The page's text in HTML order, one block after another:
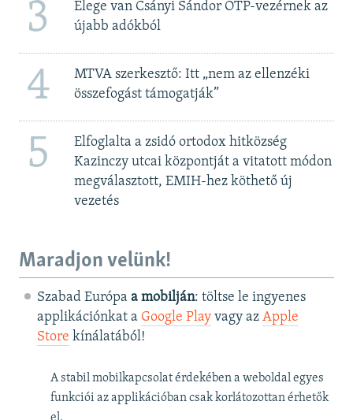
3
Elege van Csányi Sándor OTP-vezérnek az
újabb adókból
4
MTVA szerkesztő: Itt „nem az ellenzéki
összefogást támogatják”
5
Elfoglalta a zsidó ortodox hitközség
Kazinczy utcai központját a vitatott módon
megválasztott, EMIH-hez köthető új
vezetés
Maradjon velünk!
Szabad Európa a mobilján: töltse le ingyenes
applikációnkat a Google Playvagy az Apple
Store kínálatából!
A stabil mobilkapcsolat érdekében a weboldal egyes
funkciói az applikációban csak korlátozottan érhetők